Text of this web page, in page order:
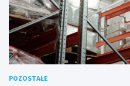
POZOSTAŁE